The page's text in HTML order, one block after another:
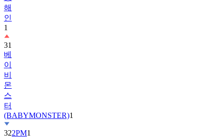
해
인
1
31
베
이
비
몬
스
터
(BABYMONSTER)1
322PM1